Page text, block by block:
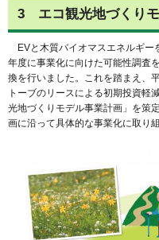
3 エコ観光地づくり
EVと木質バイオマスエネルギー
年度に事業化に向けた可能性調査
換を行いました。これを踏まえ、
トーブのリースによる初期投資軽
光地づくりモデル事業計画」を策
画に沿って具体的な事業化に取り